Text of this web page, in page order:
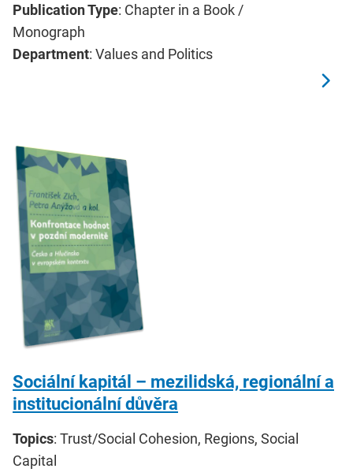
Publication Type: Chapter in a Book /
Monograph
Department: Values and Politics
Sociální kapitál – mezilidská, regionální a
institucionální důvěra
Topics: Trust/Social Cohesion, Regions, Social
Capital